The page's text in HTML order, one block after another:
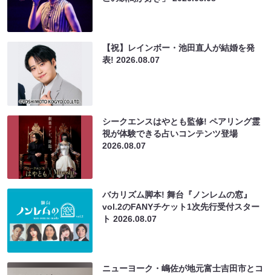
【祝】レインボー・池田直人が結婚を発
表!2026.08.07
シークエンスはやとも監修! ペアリング霊
視が体験できる占いコンテンツ登場
2026.08.07
バカリズム脚本! 舞台『ノンレムの窓』
vol.2のFANYチケット1次先行受付スター
ト2026.08.07
ニューヨーク・嶋佐が地元富士吉田市とコ